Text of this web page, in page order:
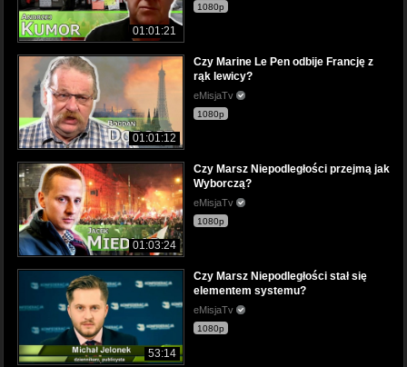
01:01:21
1080p
01:01:12
Czy Marine Le Pen odbije Francję z
rąk lewicy?
eMisjaTv
1080p
01:03:24
Czy Marsz Niepodległości przejmą jak
Wyborczą?
eMisjaTv
1080p
53:14
Czy Marsz Niepodległości stał się
elementem systemu?
eMisjaTv
1080p